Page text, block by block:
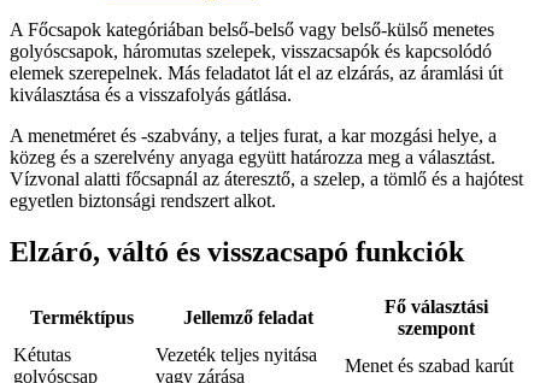
A Főcsapok kategóriában belső-belső vagy belső-külső menetes
golyóscsapok, háromutas szelepek, visszacsapók és kapcsolódó
elemek szerepelnek. Más feladatot lát el az elzárás, az áramlási út
kiválasztása és a visszafolyás gátlása.
A menetméret és -szabvány, a teljes furat, a kar mozgási helye, a
közeg és a szerelvény anyaga együtt határozza meg a választást.
Vízvonal alatti főcsapnál az áteresztő, a szelep, a tömlő és a hajótest
egyetlen biztonsági rendszert alkot.
Elzáró, váltó és visszacsapó funkciók
Terméktípus Jellemző feladat
Fő választási
szempont
Kétutas
golyóscsap
Vezeték teljes nyitása
vagy zárása
Menet és szabad karút